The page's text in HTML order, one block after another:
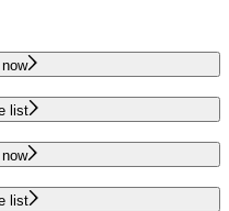
list
list